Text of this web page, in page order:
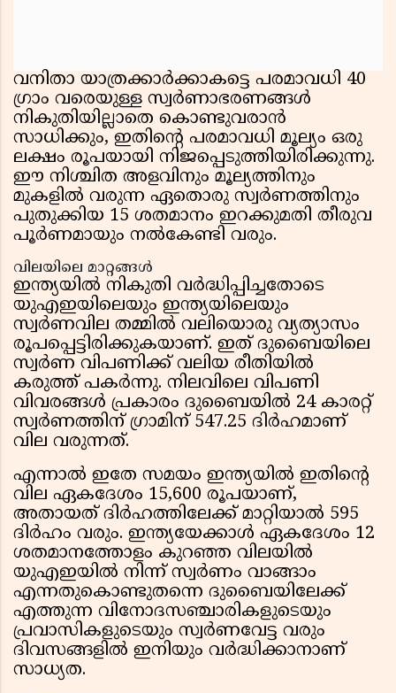
വനിതാ യാത്രക്കാർക്കാകട്ടെ പരമാവധി 40
ഗ്രാം വരെയുള്ള സ്വർണാഭരണങ്ങൾ
നികുതിയില്ലാതെ കൊണ്ടുവരാൻ
സാധിക്കും, ഇതിന്റെ പരമാവധി മൂല്യം ഒരു
ലക്ഷം രൂപയായി നിജപ്പെടുത്തിയിരിക്കുന്നു.
ഈ നിശ്ചിത അളവിനും മൂല്യത്തിനും
മുകളിൽ വരുന്ന ഏതൊരു സ്വർണത്തിനും
പുതുക്കിയ 15 ശതമാനം ഇറക്കുമതി തീരുവ
പൂർണമായും നൽകേണ്ടി വരും.
വിലയിലെ മാറ്റങ്ങൾ
ഇന്ത്യയിൽ നികുതി വർദ്ധിപ്പിച്ചതോടെ
യുഎഇയിലെയും ഇന്ത്യയിലെയും
സ്വർണവില തമ്മിൽ വലിയൊരു വ്യത്യാസം
രൂപപ്പെട്ടിരിക്കുകയാണ്. ഇത് ദുബൈയിലെ
സ്വർണ വിപണിക്ക് വലിയ രീതിയിൽ
കരുത്ത് പകർന്നു. നിലവിലെ വിപണി
വിവരങ്ങൾ പ്രകാരം ദുബൈയിൽ 24 കാരറ്റ്
സ്വർണത്തിന് ഗ്രാമിന് 547.25 ദിർഹമാണ്
വില വരുന്നത്.
എന്നാൽ ഇതേ സമയം ഇന്ത്യയിൽ ഇതിന്റെ
വില ഏകദേശം 15,600 രൂപയാണ്,
അതായത് ദിർഹത്തിലേക്ക് മാറ്റിയാൽ 595
ദിർഹം വരും. ഇന്ത്യയേക്കാൾ ഏകദേശം 12
ശതമാനത്തോളം കുറഞ്ഞ വിലയിൽ
യുഎഇയിൽ നിന്ന് സ്വർണം വാങ്ങാം
എന്നതുകൊണ്ടുതന്നെ ദുബൈയിലേക്ക്
എത്തുന്ന വിനോദസഞ്ചാരികളുടെയും
പ്രവാസികളുടെയും സ്വർണവേട്ട വരും
ദിവസങ്ങളിൽ ഇനിയും വർദ്ധിക്കാനാണ്
സാധ്യത.